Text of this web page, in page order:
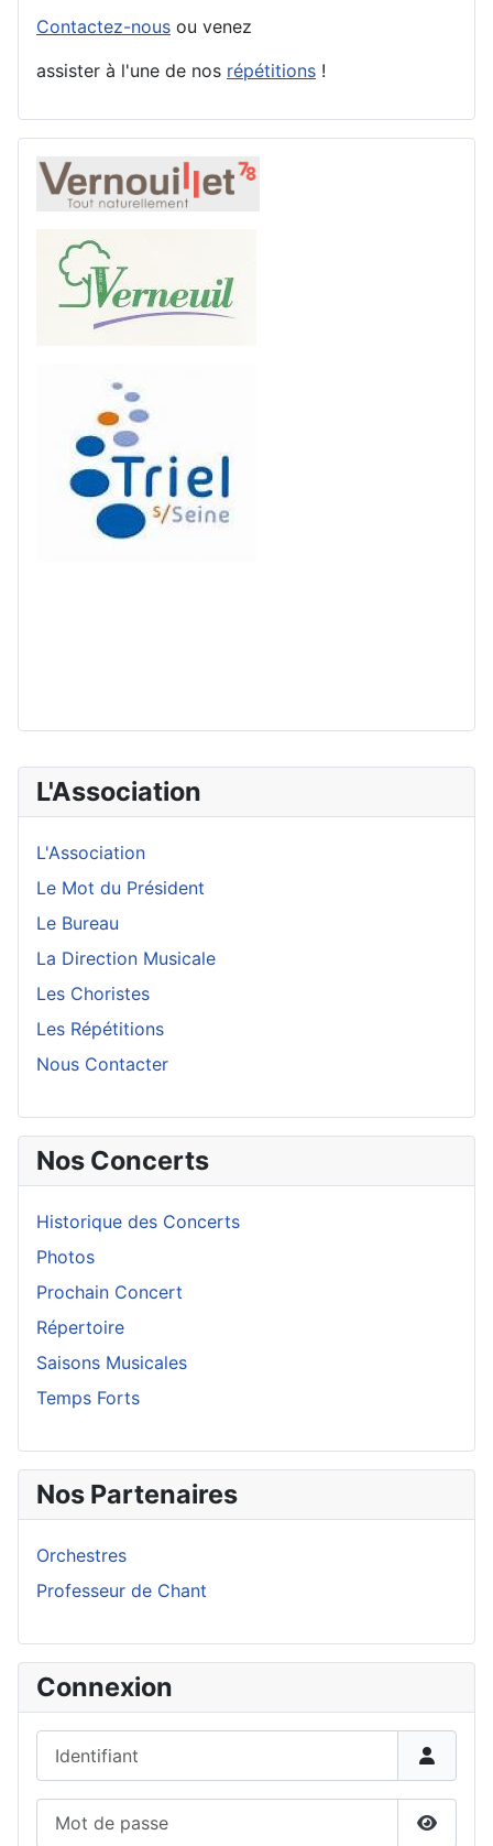
L'Association
L'Association
Le Mot du Président
Le Bureau
La Direction Musicale
Les Choristes
Les Répétitions
Nous Contacter
Nos Concerts
Historique des Concerts
Photos
Prochain Concert
Répertoire
Saisons Musicales
Temps Forts
Nos Partenaires
Orchestres
Professeur de Chant
Connexion
Contactez-nous ou venez
assister à l'une de nos répétitions !